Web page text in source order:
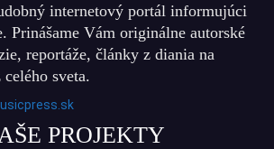
internetový portál informujúci
Prinášame Vám originálne autorské
reportáže, články z diania na
sveta.
PROJEKTY